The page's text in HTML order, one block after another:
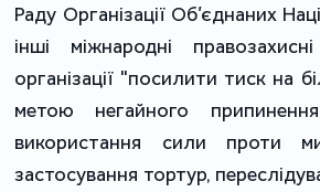
Раду Організації Об’єднаних
інші міжнародні
організації "посилити тиск на
метою негайного
використання сили проти
застосування тортур,